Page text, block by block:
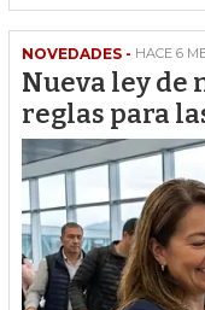
NOVEDADES - HACE 6
Nueva ley de
reglas para